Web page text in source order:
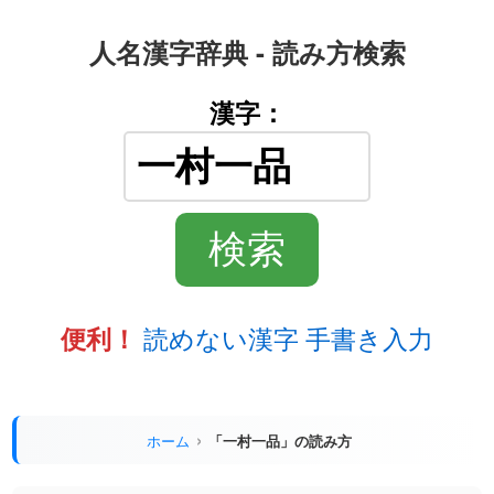
人名漢字辞典 - 読み方検索
漢字：
便利！ 読めない漢字 手書き入力
ホーム 「一村一品」の読み方